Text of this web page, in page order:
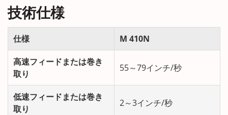
技術仕様
仕様 M 410N
高速フィードまたは巻き
取り
55～79インチ/秒
低速フィードまたは巻き
取り
2～3インチ/秒